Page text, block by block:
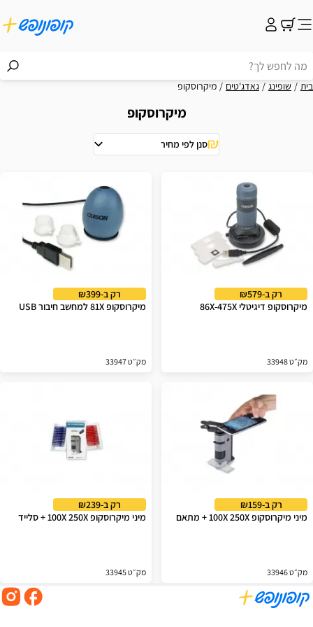
בית שופינג גאדג'טים מיקרוסקופ
מיקרוסקופ
סנן לפי מחיר
רק ב-₪579
מיקרוסקופ דיגיטלי 86X-475X
מק״ט 33948
רק ב-₪399
מיקרוסקופ 81X למחשב חיבור USB
מק״ט 33947
רק ב-₪159
מיני מיקרוסקופ 100X 250X + מתאם
מק״ט 33946
רק ב-₪239
מיני מיקרוסקופ 100X 250X + סלייד
מק״ט 33945